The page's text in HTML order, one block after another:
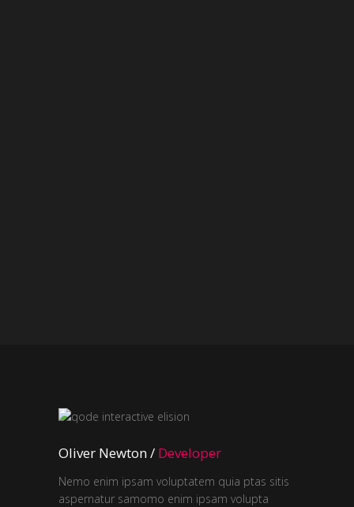
Oliver Newton / Developer
Nemo enim ipsam voluptatem quia ptas sitis
aspernatur samomo enim ipsam volupta